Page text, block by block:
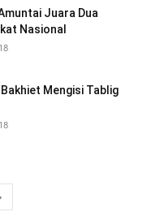
Juara Dua
Nasional
Mengisi Tablig